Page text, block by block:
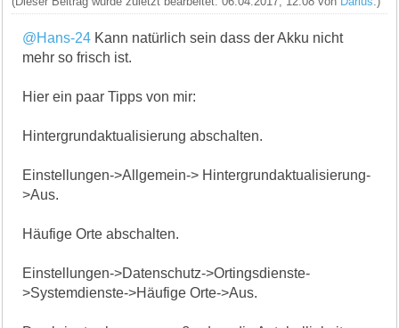
@Hans-24 Kann natürlich sein dass der Akku nicht
mehr so frisch ist.
Hier ein paar Tipps von mir:
Hintergrundaktualisierung abschalten.
Einstellungen->Allgemein-> Hintergrundaktualisierung-
>Aus.
Häufige Orte abschalten.
Einstellungen->Datenschutz->Ortingsdienste-
>Systemdienste->Häufige Orte->Aus.